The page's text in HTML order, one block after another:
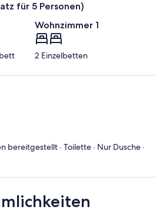
für 5 Personen)
Wohnzimmer 1
2 Einzelbetten
bereitgestellt · Toilette · Nur Dusche ·